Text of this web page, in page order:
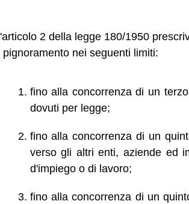
2 della legge 180/1950
pignoramento nei seguenti limiti:
fino alla concorrenza di un
dovuti per legge;
fino alla concorrenza di un
verso gli altri enti, aziende ed
d'impiego o di lavoro;
fino alla concorrenza di un